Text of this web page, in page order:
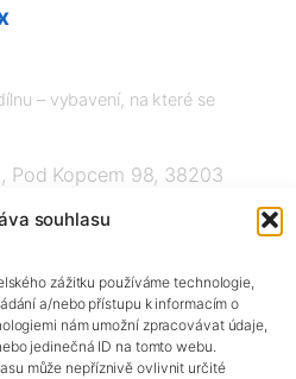
souhlasu
zážitku používáme technologie,
a/nebo přístupu k informacím o
nám umožní zpracovávat údaje,
jedinečná ID na tomto webu.
může nepříznivě ovlivnit určité
– vybavení, na které se
Pod Kopcem 98, 38203